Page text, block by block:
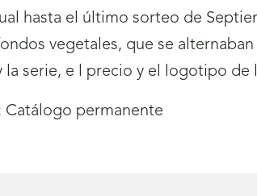
hasta el último sorteo de
vegetales, que se alternaban
la serie, e l precio y el logotipo de
Catálogo permanente